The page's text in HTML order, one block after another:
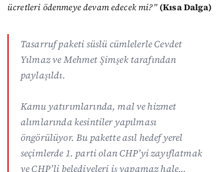
ücretleri ödenmeye devam edecek mi?” (Kısa Dalga)
Tasarruf paketi süslü cümlelerle Cevdet
Yılmaz ve Mehmet Şimşek tarafından
paylaşıldı.
Kamu yatırımlarında, mal ve hizmet
alımlarında kesintiler yapılması
öngörülüyor. Bu pakette asıl hedef yerel
seçimlerde 1. parti olan CHP’yi zayıflatmak
ve CHP’li belediyeleri iş yapamaz hale…